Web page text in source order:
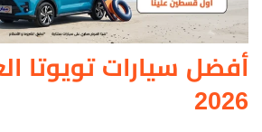
أفضل سيارات تويوتا
2026